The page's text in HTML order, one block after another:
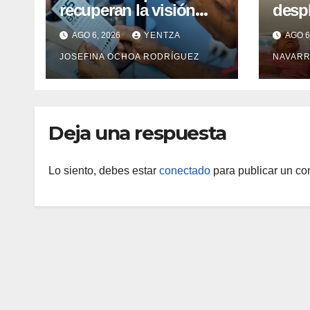
recuperan la visión
con cirugías gratuitas
de cataratas en Zulia
AGO 6, 2026 YENTZA
JOSEFINA OCHOA RODRÍGUEZ
con
AGO
Deja una respuesta
Lo siento, debes estar conectado para publicar un